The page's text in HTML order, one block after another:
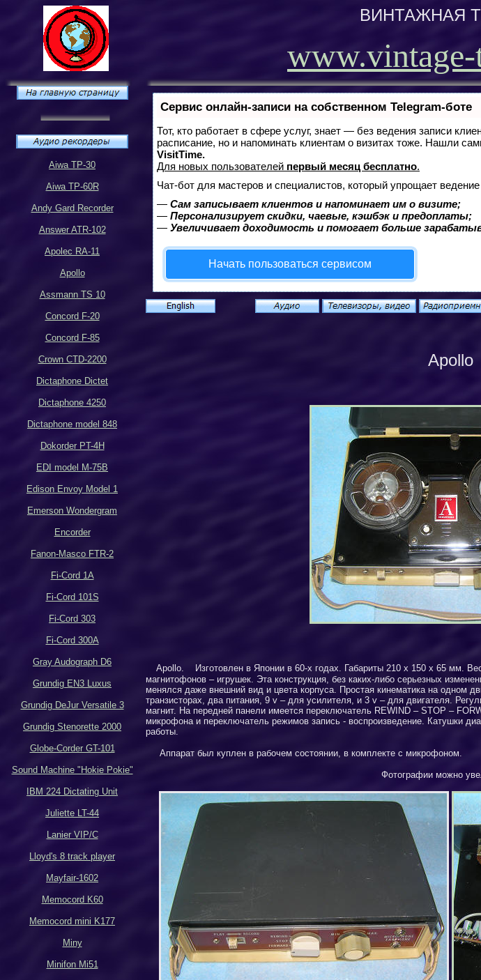
ВИНТАЖНАЯ
Aiwa TP-30
Aiwa TP-60R
Andy Gard Recorder
Answer ATR-102
Apolec RA-11
Apollo
Assmann TS 10
Concord F-20
Concord F-85
Crown CTD-2200
Dictaphone Dictet
Dictaphone 4250
Dictaphone model 848
Dokorder PT-4H
EDI model M-75B
Edison Envoy Model 1
Emerson Wondergram
Encorder
Fanon-Masco FTR-2
Fi-Cord 1A
Fi-Cord 101S
Fi-Cord 303
Fi-Cord 300A
Gray Audograph D6
Grundig EN3 Luxus
Grundig DeJur Versatile 3
Grundig Stenorette 2000
Globe-Corder GT-101
Sound Machine "Hokie Pokie"
IBM 224 Dictating Unit
Juliette LT-44
Lanier VIP/C
Lloyd's 8 track player
Mayfair-1602
Memocord K60
Memocord mini K177
Miny
Minifon Mi51
Сервис онлайн-записи на собственном Telegram-боте
Тот, кто работает в сфере услуг, знает — без ведения записи
расписание, но и напоминать клиентам о визитах тоже. Нашли
VisitTime.
Для новых пользователей первый месяц бесплатно.
Чат-бот для мастеров и специалистов, который упрощает ведение
— Сам записывает клиентов и напоминает им о визите;
— Персонализирует скидки, чаевые, кэшбэк и предоплаты;
— Увеличивает доходимость и помогает больше
Начать пользоваться сервисом
Apollo
Apollo. Изготовлен в Японии в 60-х годах. Габариты 210 х 150 х 65 мм.
магнитофонов – игрушек. Эта конструкция, без каких-либо серьезных
менялся даже внешний вид и цвета корпуса. Простая кинематика на одном
транзисторах, два питания, 9 v – для усилителя, и 3 v – для двигателя.
магнит. На передней панели имеется переключатель REWIND – STOP –
микрофона и переключатель режимов запись - воспроизведение. Катушки
работы.
Аппарат был куплен в рабочем состоянии, в комплекте с микрофоном.
Фотографии можно